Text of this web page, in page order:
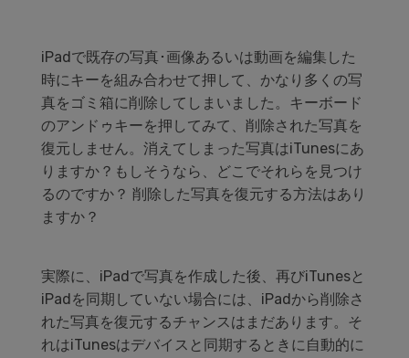
データ管理
スマホ問題
スマホ保護
もっと見る
検索
iPadで既存の写真･画像あるいは動画を編集した
時にキーを組み合わせて押して、かなり多くの写
真をゴミ箱に削除してしまいました。キーボード
のアンドゥキーを押してみて、削除された写真を
復元しません。消えてしまった写真はiTunesにあ
りますか？もしそうなら、どこでそれらを見つけ
るのですか？ 削除した写真を復元する方法はあり
ますか？
実際に、iPadで写真を作成した後、再びiTunesと
iPadを同期していない場合には、iPadから削除さ
れた写真を復元するチャンスはまだあります。そ
れはiTunesはデバイスと同期するときに自動的に